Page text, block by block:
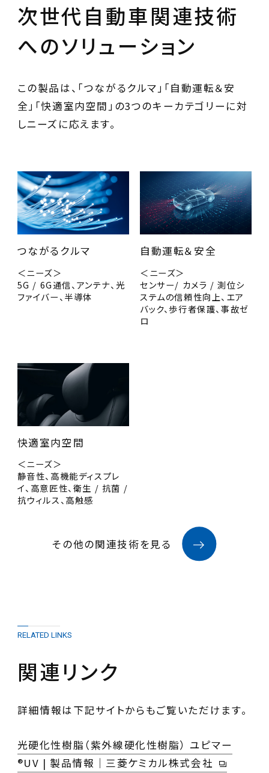
次世代自動車関連技術
へのソリューション
この製品は、「つながるクルマ」「自動運転＆安
全」「快適室内空間」の3つのキーカテゴリーに対
しニーズに応えます。
つながるクルマ
＜ニーズ＞
5G / 6G通信、アンテナ、光
ファイバー、半導体
自動運転＆安全
＜ニーズ＞
センサー/ カメラ / 測位シ
ステムの信頼性向上、エア
バック、歩行者保護、事故ゼ
ロ
快適室内空間
＜ニーズ＞
静音性、高機能ディスプレ
イ、高意匠性、衛生 / 抗菌 /
抗ウィルス、高触感
その他の関連技術を見る
RELATED LINKS
関連リンク
詳細情報は下記サイトからもご覧いただけます。
光硬化性樹脂（紫外線硬化性樹脂） ユピマー
®UV | 製品情報｜三菱ケミカル株式会社